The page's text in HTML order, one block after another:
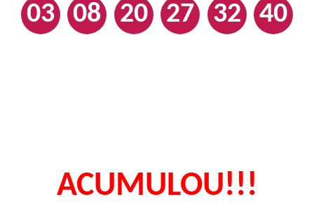
03 08 20 27 32 40
ACUMULOU!!!